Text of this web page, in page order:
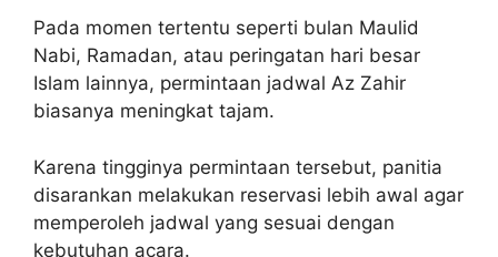
Pada momen tertentu seperti bulan Maulid
Nabi, Ramadan, atau peringatan hari besar
Islam lainnya, permintaan jadwal Az Zahir
biasanya meningkat tajam.
Karena tingginya permintaan tersebut, panitia
disarankan melakukan reservasi lebih awal agar
memperoleh jadwal yang sesuai dengan
kebutuhan acara.